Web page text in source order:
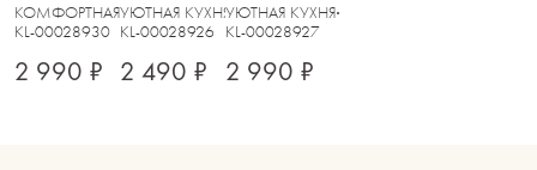
КОМФОРТНАЯ КУХНЯ
KL-00028930
2 990 ₽
УЮТНАЯ КУХНЯ
KL-00028926
2 490 ₽
УЮТНАЯ КУХНЯ
KL-00028927
2 990 ₽